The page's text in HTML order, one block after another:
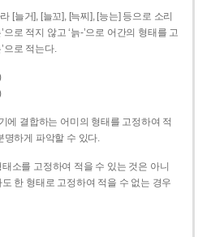
[늘거], [늘꼬], [늑찌], [능는] 등으로 소리
으로 적지 않고 ‘늙-’으로 어간의 형태를 고
으로 적는다.
에 결합하는 어미의 형태를 고정하여 적
명하게 파악할 수 있다.
소를 고정하여 적을 수 있는 것은 아니
한 형태로 고정하여 적을 수 없는 경우